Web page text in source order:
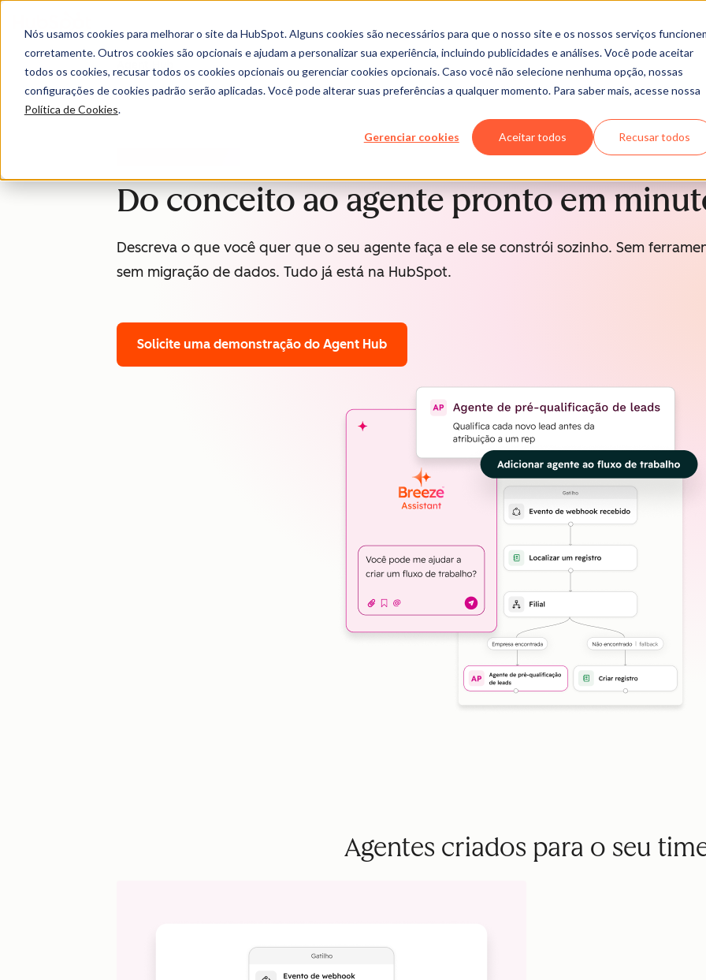
Nós usamos cookies para melhorar o site da HubSpot. Alguns cookies são necessários para que o nosso site e os nossos serviços
corretamente. Outros cookies são opcionais e ajudam a personalizar sua experiência, incluindo publicidades e análises. Você pode aceitar
todos os cookies, recusar todos os cookies opcionais ou gerenciar cookies opcionais. Caso você não selecione nenhuma opção, nossas
configurações de cookies padrão serão aplicadas. Você pode alterar suas preferências a qualquer momento. Para saber mais, acesse nossa
Política de Cookies.
Gerenciar cookies Aceitar todos Recusar todos
Agent Hub
Do conceito ao agente pronto em
Descreva o que você quer que o seu agente faça e ele se constrói sozinho. Sem
sem migração de dados. Tudo já está na HubSpot.
Solicite uma demonstração do Agent Hub
Agentes criados para o seu